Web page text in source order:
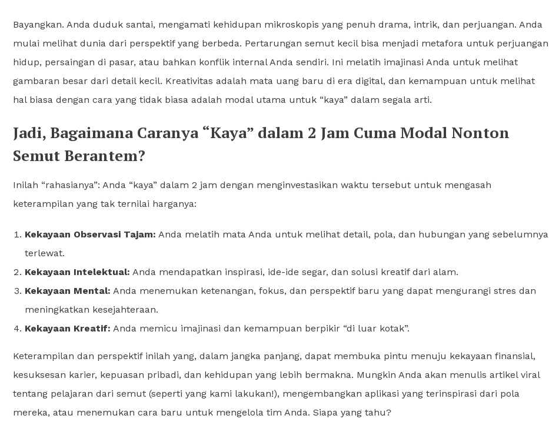
Bayangkan. Anda duduk santai, mengamati kehidupan mikroskopis yang penuh drama, intrik, dan perjuangan. Anda
mulai melihat dunia dari perspektif yang berbeda. Pertarungan semut kecil bisa menjadi metafora untuk perjuangan
hidup, persaingan di pasar, atau bahkan konflik internal Anda sendiri. Ini melatih imajinasi Anda untuk melihat
gambaran besar dari detail kecil. Kreativitas adalah mata uang baru di era digital, dan kemampuan untuk melihat
hal biasa dengan cara yang tidak biasa adalah modal utama untuk “kaya” dalam segala arti.
Jadi, Bagaimana Caranya “Kaya” dalam 2 Jam Cuma Modal Nonton
Semut Berantem?
Inilah “rahasianya”: Anda “kaya” dalam 2 jam dengan menginvestasikan waktu tersebut untuk mengasah
keterampilan yang tak ternilai harganya:
Kekayaan Observasi Tajam: Anda melatih mata Anda untuk melihat detail, pola, dan hubungan yang sebelumnya
terlewat.
Kekayaan Intelektual: Anda mendapatkan inspirasi, ide-ide segar, dan solusi kreatif dari alam.
Kekayaan Mental: Anda menemukan ketenangan, fokus, dan perspektif baru yang dapat mengurangi stres dan
meningkatkan kesejahteraan.
Kekayaan Kreatif: Anda memicu imajinasi dan kemampuan berpikir “di luar kotak”.
Keterampilan dan perspektif inilah yang, dalam jangka panjang, dapat membuka pintu menuju kekayaan finansial,
kesuksesan karier, kepuasan pribadi, dan kehidupan yang lebih bermakna. Mungkin Anda akan menulis artikel viral
tentang pelajaran dari semut (seperti yang kami lakukan!), mengembangkan aplikasi yang terinspirasi dari pola
mereka, atau menemukan cara baru untuk mengelola tim Anda. Siapa yang tahu?